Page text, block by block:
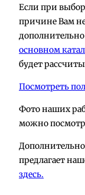
Если при
причине Вам
основном
будет
Посмотреть
Фото наших
можно
предлагает
здесь.